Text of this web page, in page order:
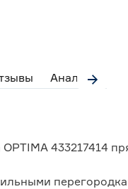
Аналоги
433217414